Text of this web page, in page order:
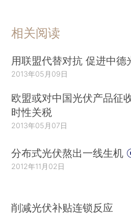
相关阅读
用联盟代替对抗 促进中德
2013年05月09日
欧盟或对中国光伏产品征
时性关税
2013年05月07日
分布式光伏熬出一线生机
2012年11月02日
削减光伏补贴连锁反应